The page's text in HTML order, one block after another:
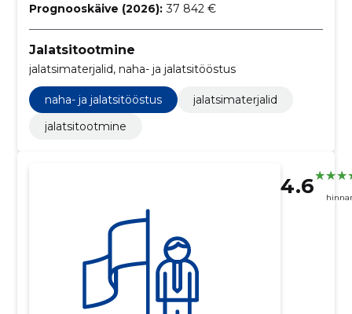
Prognooskäive (2026): 37 842 €
Jalatsitootmine
jalatsimaterjalid, naha- ja jalatsitööstus
naha- ja jalatsitööstus
jalatsimaterjalid
jalatsitootmine
4.6